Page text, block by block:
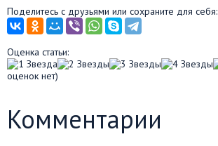
Поделитесь с друзьями или сохраните для себя:
Оценка статьи:
оценок нет)
Комментарии